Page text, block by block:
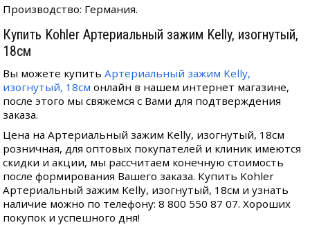
Производство: Германия.
Купить Kohler Артериальный зажим Kelly, изогнутый,
18см
Вы можете купитьАртериальный зажим Kelly,
изогнутый, 18см онлайн в нашем интернет магазине,
после этого мы свяжемся с Вами для подтверждения
заказа.
Цена на Артериальный зажим Kelly, изогнутый, 18см
розничная, для оптовых покупателей и клиник имеются
скидки и акции, мы рассчитаем конечную стоимость
после формирования Вашего заказа. Купить Kohler
Артериальный зажим Kelly, изогнутый, 18см и узнать
наличие можно по телефону: 8 800 550 87 07. Хороших
покупок и успешного дня!